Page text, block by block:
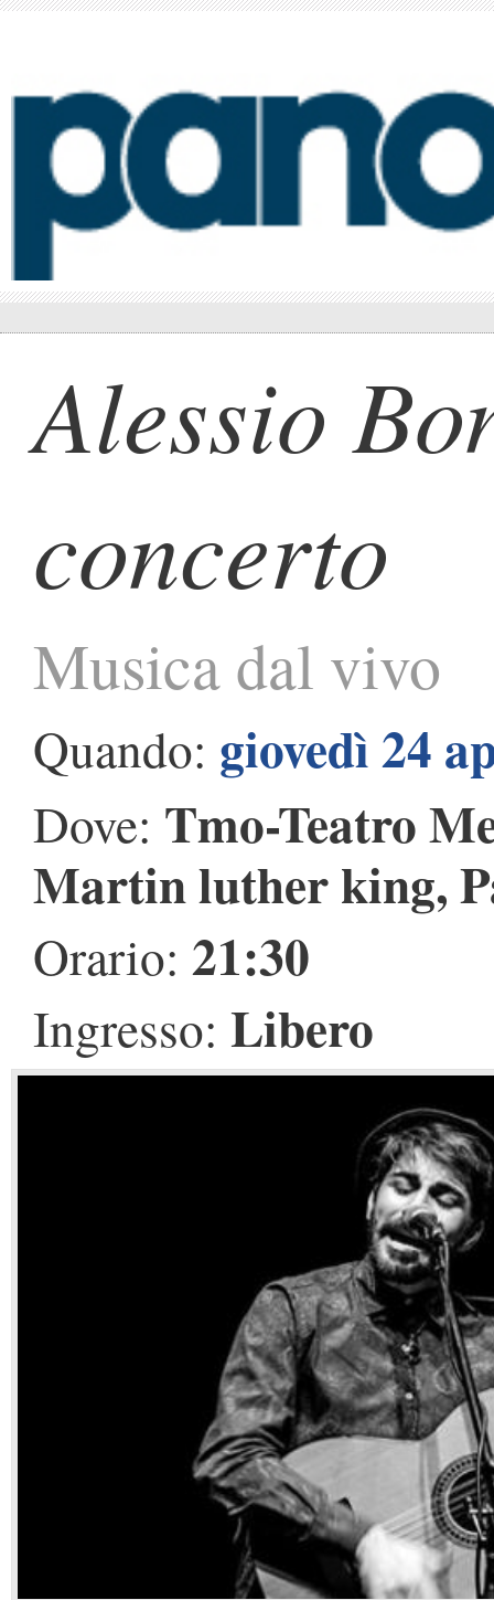
Alessio
concerto
Musica dal vivo
Quando: giovedì 24
Dove: Tmo-Teatro
Martin luther king,
Orario: 21:30
Ingresso: Libero